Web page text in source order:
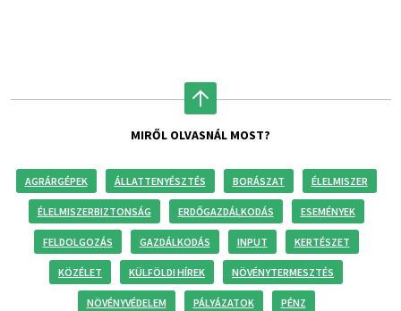
MIRŐL OLVASNÁL MOST?
AGRÁRGÉPEK ÁLLATTENYÉSZTÉS BORÁSZAT ÉLELMISZER
ÉLELMISZERBIZTONSÁG ERDŐGAZDÁLKODÁS ESEMÉNYEK
FELDOLGOZÁS GAZDÁLKODÁS INPUT KERTÉSZET
KÖZÉLET KÜLFÖLDI HÍREK NÖVÉNYTERMESZTÉS
NÖVÉNYVÉDELEM PÁLYÁZATOK PÉNZ